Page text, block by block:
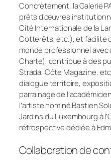
Concrètement, la Galerie
prêts d’œuvres
Cité Internationale de la
Cotterêts, etc.), et facilite
monde professionnel avec
Charte), contribue à des
Strada, Côte Magazine,
dialogue territoire,
parrainage de l’académicien
l’artiste nominéBastien
Jardins du Luxembourg à
rétrospective dédiée à
Collaboration de